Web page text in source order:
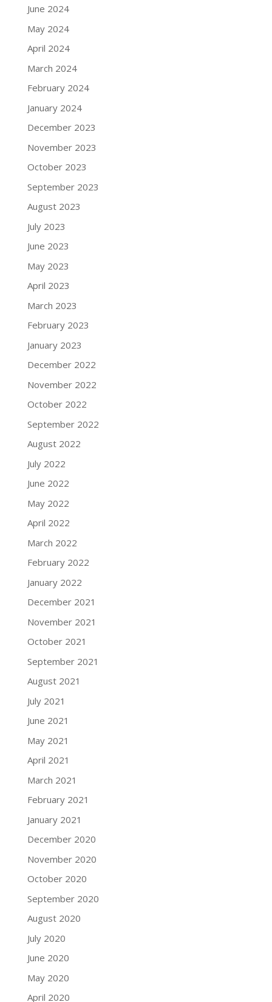
June 2024
May 2024
April 2024
March 2024
February 2024
January 2024
December 2023
November 2023
October 2023
September 2023
August 2023
July 2023
June 2023
May 2023
April 2023
March 2023
February 2023
January 2023
December 2022
November 2022
October 2022
September 2022
August 2022
July 2022
June 2022
May 2022
April 2022
March 2022
February 2022
January 2022
December 2021
November 2021
October 2021
September 2021
August 2021
July 2021
June 2021
May 2021
April 2021
March 2021
February 2021
January 2021
December 2020
November 2020
October 2020
September 2020
August 2020
July 2020
June 2020
May 2020
April 2020